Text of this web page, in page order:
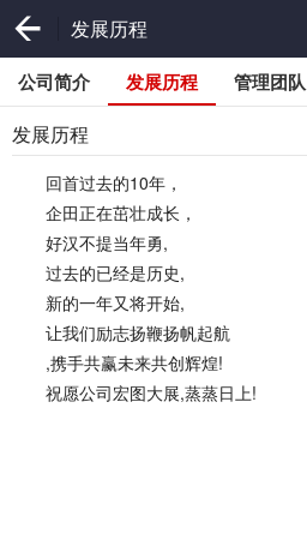
发展历程
公司简介 发展历程 管理团队
发展历程
回首过去的10年，
企田正在茁壮成长，
好汉不提当年勇,
过去的已经是历史,
新的一年又将开始,
让我们励志扬鞭扬帆起航
,携手共赢未来共创辉煌!
祝愿公司宏图大展,蒸蒸日上!